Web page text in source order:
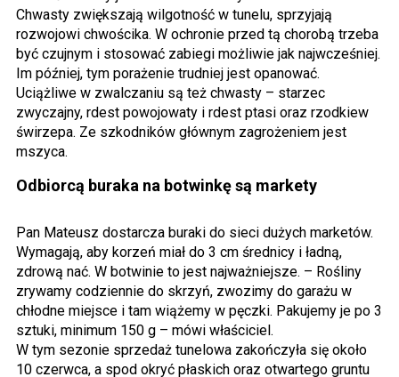
Chwasty zwiększają wilgotność w tunelu, sprzyjają
rozwojowi chwościka. W ochronie przed tą chorobą trzeba
być czujnym i stosować zabiegi możliwie jak najwcześniej.
Im później, tym porażenie trudniej jest opanować.
Uciążliwe w zwalczaniu są też chwasty – starzec
zwyczajny, rdest powojowaty i rdest ptasi oraz rzodkiew
świrzepa. Ze szkodników głównym zagrożeniem jest
mszyca.
Odbiorcą buraka na botwinkę są markety
Pan Mateusz dostarcza buraki do sieci dużych marketów.
Wymagają, aby korzeń miał do 3 cm średnicy i ładną,
zdrową nać. W botwinie to jest najważniejsze. – Rośliny
zrywamy codziennie do skrzyń, zwozimy do garażu w
chłodne miejsce i tam wiążemy w pęczki. Pakujemy je po 3
sztuki, minimum 150 g – mówi właściciel.
W tym sezonie sprzedaż tunelowa zakończyła się około
10 czerwca, a spod okryć płaskich oraz otwartego gruntu